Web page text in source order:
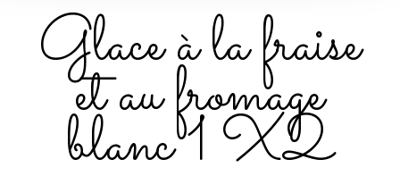
Glace à la fraise
et au fromage
blanc 1 X2